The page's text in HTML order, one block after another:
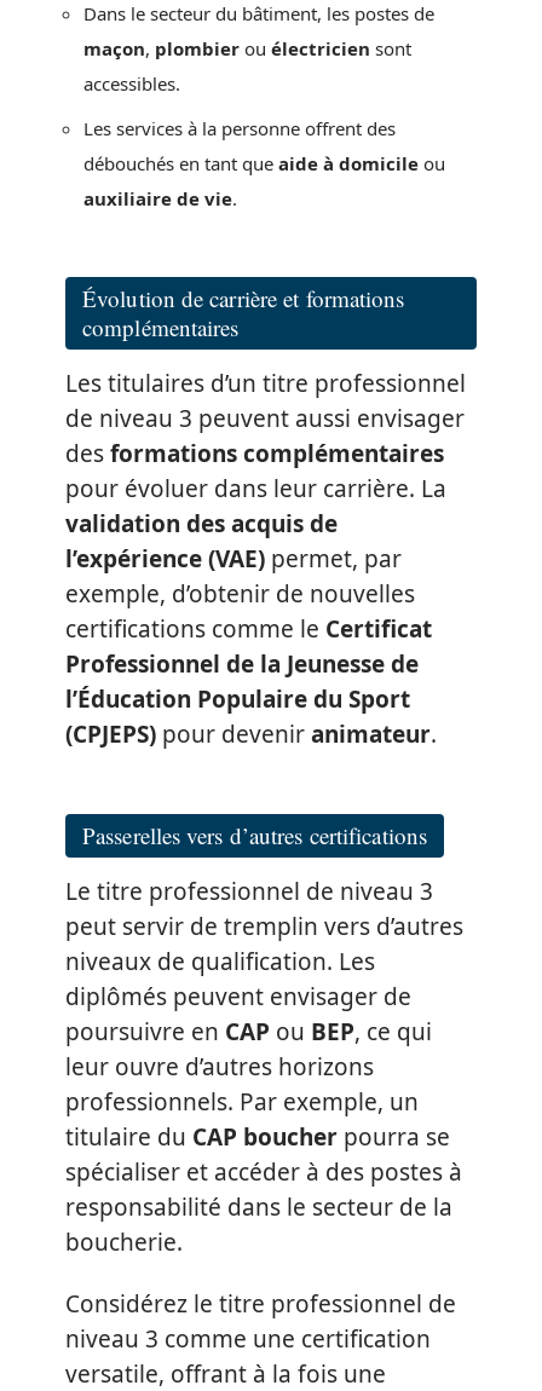
Dans le secteur du bâtiment, les postes de
maçon, plombier ou électricien sont
accessibles.
Les services à la personne offrent des
débouchés en tant que aide à domicile ou
auxiliaire de vie.
Évolution de carrière et formations
complémentaires
Les titulaires d’un titre professionnel
de niveau 3 peuvent aussi envisager
desformations complémentaires
pour évoluer dans leur carrière. La
validation des acquis de
l’expérience (VAE) permet, par
exemple, d’obtenir de nouvelles
certifications comme le Certificat
Professionnel de la Jeunesse de
l’Éducation Populaire du Sport
(CPJEPS) pour deveniranimateur.
Passerelles vers d’autres certifications
Le titre professionnel de niveau 3
peut servir de tremplin vers d’autres
niveaux de qualification. Les
diplômés peuvent envisager de
poursuivre en CAP ou BEP, ce qui
leur ouvre d’autres horizons
professionnels. Par exemple, un
titulaire du CAP boucher pourra se
spécialiser et accéder à des postes à
responsabilité dans le secteur de la
boucherie.
Considérez le titre professionnel de
niveau 3 comme une certification
versatile, offrant à la fois une